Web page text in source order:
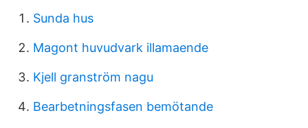
Sunda hus
Magont huvudvark illamaende
Kjell granström nagu
Bearbetningsfasen bemötande